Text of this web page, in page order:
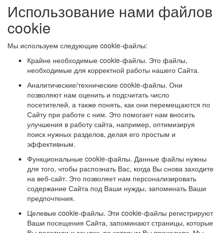
Использование нами файлов
cookie
Мы используем следующие cookie-файлы:
Крайне необходимые cookie-файлы. Это файлы,
необходимые для корректной работы нашего Сайта.
Аналитические/технические cookie-файлы. Они
позволяют нам оценить и подсчитать число
посетителей, а также понять, как они перемещаются по
Сайту при работе с ним. Это помогает нам вносить
улучшения в работу сайта, например, оптимизируя
поиск нужных разделов, делая его простым и
эффективным.
Функциональные cookie-файлы. Данные файлы нужны
для того, чтобы распознать Вас, когда Вы снова заходите
на веб-сайт. Это позволяет нам персонализировать
содержание Сайта под Ваши нужды, запоминать Ваши
предпочтения.
Целевые cookie-файлы. Эти cookie-файлы регистрируют
Ваши посещения Сайта, запоминают страницы, которые